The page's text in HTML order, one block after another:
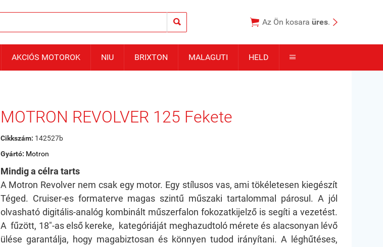
  Az Ön kosara üres. 
AKCIÓS MOTOROK NIU BRIXTON MALAGUTI HELD 
MOTRON REVOLVER 125 Fekete
Cikkszám: 142527b
Gyártó: Motron
Mindig a célra tarts
A Motron Revolver nem csak egy motor. Egy stílusos vas, ami tökéletesen kiegészít
Téged. Cruiser-es formaterve magas szintű műszaki tartalommal párosul. A jól
olvasható digitális-analóg kombinált műszerfalon fokozatkijelző is segíti a vezetést.
A fűzött, 18"-as első kereke, kategóriáját meghazudtoló mérete és alacsonyan lévő
ülése garantálja, hogy magabiztosan és könnyen tudod irányítani. A léghűtéses,